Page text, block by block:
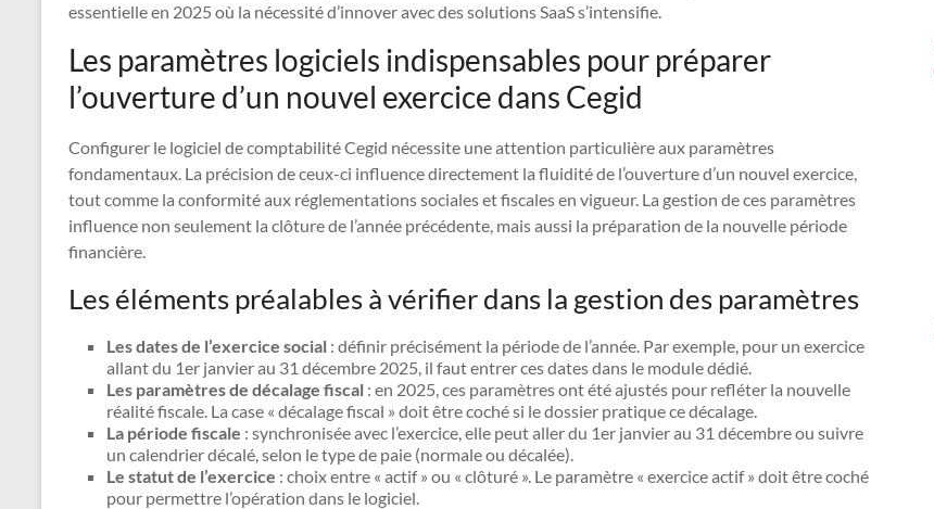
essentielle en 2025 où la nécessité d’innover avec des solutions SaaS s’intensifie.
Les paramètres logiciels indispensables pour préparer
l’ouverture d’un nouvel exercice dans Cegid
Configurer le logiciel de comptabilité Cegid nécessite une attention particulière aux paramètres
fondamentaux. La précision de ceux-ci influence directement la fluidité de l’ouverture d’un nouvel exercice,
tout comme la conformité aux réglementations sociales et fiscales en vigueur. La gestion de ces paramètres
influence non seulement la clôture de l’année précédente, mais aussi la préparation de la nouvelle période
financière.
Les éléments préalables à vérifier dans la gestion des paramètres
Les dates de l’exercice social : définir précisément la période de l’année. Par exemple, pour un exercice
allant du 1er janvier au 31 décembre 2025, il faut entrer ces dates dans le module dédié.
Les paramètres de décalage fiscal : en 2025, ces paramètres ont été ajustés pour refléter la nouvelle
réalité fiscale. La case « décalage fiscal » doit être coché si le dossier pratique ce décalage.
La période fiscale : synchronisée avec l’exercice, elle peut aller du 1er janvier au 31 décembre ou suivre
un calendrier décalé, selon le type de paie (normale ou décalée).
Le statut de l’exercice : choix entre « actif » ou « clôturé ». Le paramètre « exercice actif » doit être coché
pour permettre l’opération dans le logiciel.